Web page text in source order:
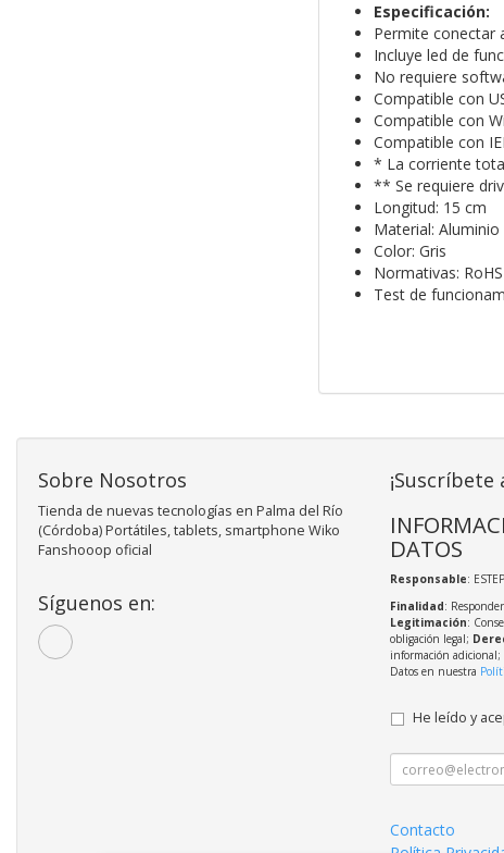
Especificación:
Permite conectar
Incluye led de
No requiere
Compatible con
Compatible con
Compatible con
* La corriente
** Se requiere
Longitud: 15 cm
Material: Aluminio
Color: Gris
Normativas: RoHS
Test de
Sobre Nosotros
Tienda de nuevas tecnologías en Palma del Río
(Córdoba) Portátiles, tablets, smartphone Wiko
Fanshooop oficial
Síguenos en:
DATOS
Responsable:
Finalidad:
Legitimación:
obligación legal;
información adicional;
Datos en nuestra
He leído y
Contacto